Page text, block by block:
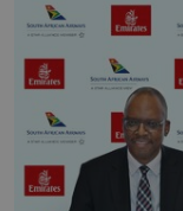
letního koupání.